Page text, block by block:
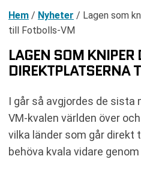
Hem / Nyheter / Lagen som
till Fotbolls-VM
LAGEN SOM KNIPER
DIREKTPLATSERNA
I går så avgjordes de sista
VM-kvalen världen över
vilka länder som går direkt
behöva kvala vidare